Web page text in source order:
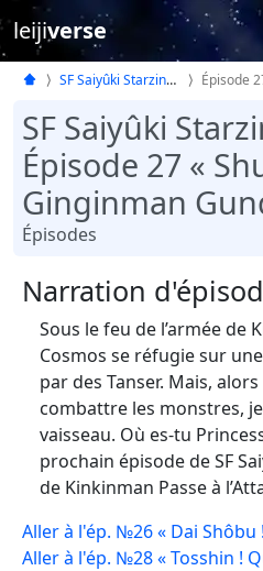
leijiverse
SF Saiyûki Starzinger Épisode
SF Saiyûki
Épisode 27 «
Ginginman
Épisodes
Narration
Sous le feu de l’armée de
Cosmos se réfugie sur
par des Tanser. Mais,
combattre les monstres,
vaisseau. Où es-tu
prochain épisode de SF
de Kinkinman Passe à
Aller à l'ép. №26 « Dai Shôbu
Aller à l'ép. №28 « Tosshin !